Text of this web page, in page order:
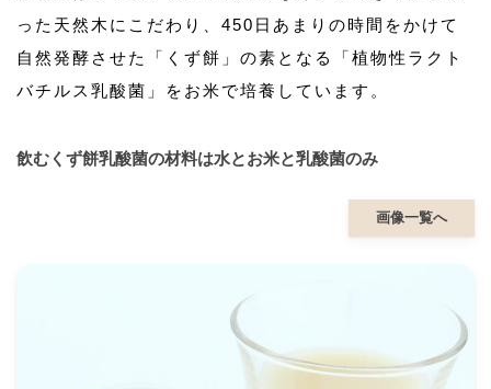
った天然木にこだわり、450日あまりの時間をかけて
自然発酵させた「くず餅」の素となる「植物性ラクト
バチルス乳酸菌」をお米で培養しています。
飲むくず餅乳酸菌の材料は水とお米と乳酸菌のみ
画像一覧へ